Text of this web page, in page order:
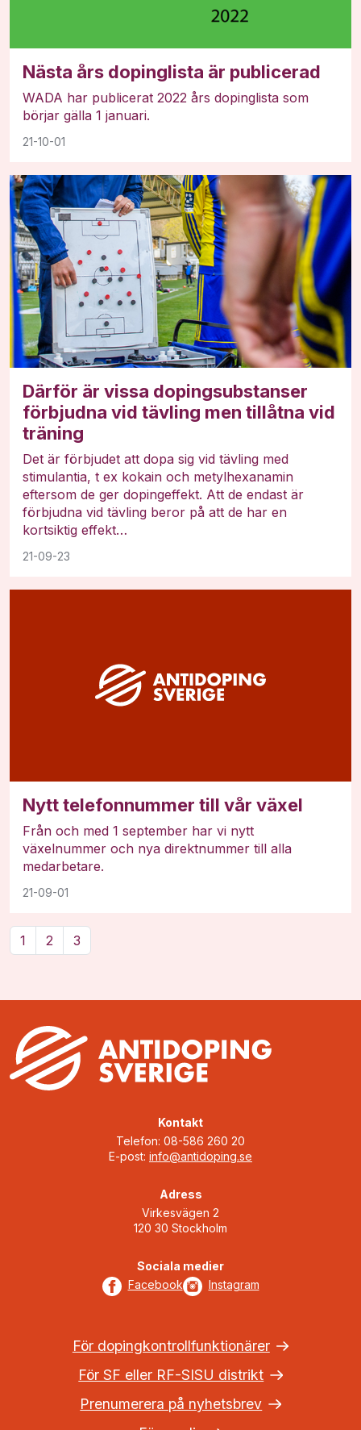
Nästa års dopinglista är publicerad
21-10-01
WADA har publicerat 2022 års dopinglista som
börjar gälla 1 januari.
Därför är vissa dopingsubstanser
förbjudna vid tävling men tillåtna vid
träning
21-09-23
Det är förbjudet att dopa sig vid tävling med
stimulantia, t ex kokain och metylhexanamin
eftersom de ger dopingeffekt. Att de endast är
förbjudna vid tävling beror på att de har en
kortsiktig effekt…
Nytt telefonnummer till vår växel
21-09-01
Från och med 1 september har vi nytt
växelnummer och nya direktnummer till alla
medarbetare.
1 2 3
Kontakt
Telefon: 08-586 260 20
E-post: info@antidoping.se
Adress
Virkesvägen 2
120 30 Stockholm
Sociala medier
Facebook
Instagram
För dopingkontrollfunktionärer
För SF eller RF-SISU distrikt
Prenumerera på nyhetsbrev